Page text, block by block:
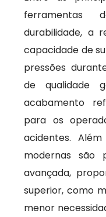
ferramentas
durabilidade, a
capacidade de
pressões
de qualidade
acabamento
para os
acidentes.
modernas são
avançada,
superior, como
menor